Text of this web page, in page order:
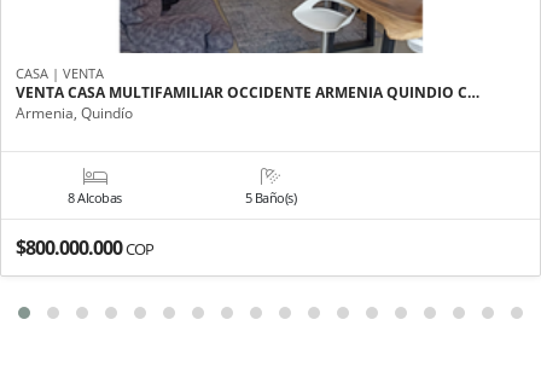
CASA | VENTA
VENTA CASA MULTIFAMILIAR OCCIDENTE ARMENIA QUINDIO C…
Armenia, Quindío
8 Alcobas 5 Baño(s)
$800.000.000COP